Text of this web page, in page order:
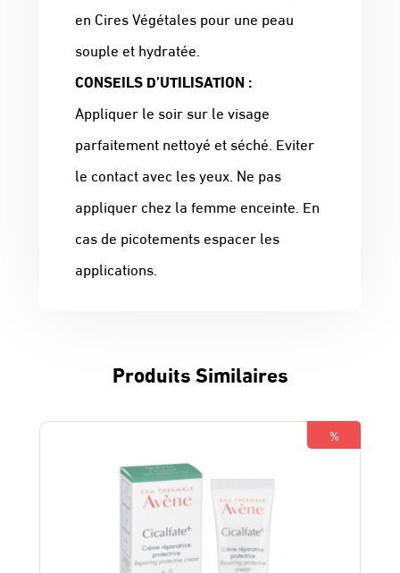
en Cires Végétales pour une peau
souple et hydratée.
CONSEILS D’UTILISATION :
Appliquer le soir sur le visage
parfaitement nettoyé et séché. Eviter
le contact avec les yeux. Ne pas
appliquer chez la femme enceinte. En
cas de picotements espacer les
applications.
Produits Similaires
%